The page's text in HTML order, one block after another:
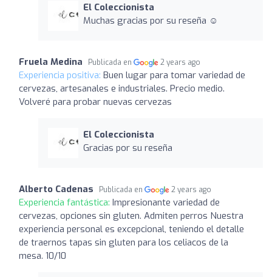
El Coleccionista
Muchas gracias por su reseña ☺️
Fruela Medina Publicada en 2 years ago
Experiencia positiva: Buen lugar para tomar variedad de
cervezas, artesanales e industriales. Precio medio.
Volveré para probar nuevas cervezas
El Coleccionista
Gracias por su reseña
Alberto Cadenas Publicada en 2 years ago
Experiencia fantástica: Impresionante variedad de
cervezas, opciones sin gluten. Admiten perros Nuestra
experiencia personal es excepcional, teniendo el detalle
de traernos tapas sin gluten para los celiacos de la
mesa. 10/10